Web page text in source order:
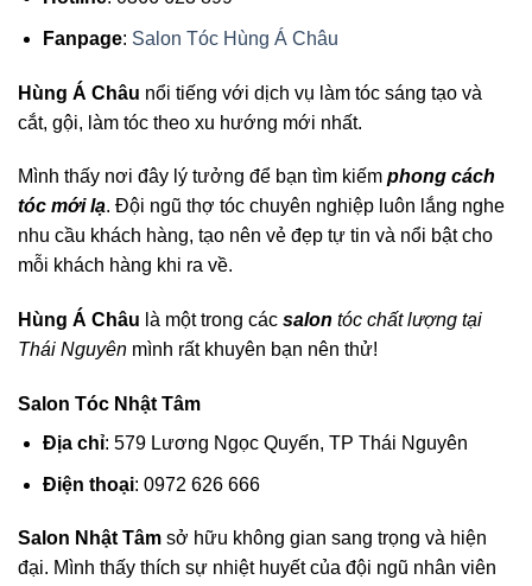
Fanpage: Salon Tóc Hùng Á Châu
Hùng Á Châu nổi tiếng với dịch vụ làm tóc sáng tạo và
cắt, gội, làm tóc theo xu hướng mới nhất.
Mình thấy nơi đây lý tưởng để bạn tìm kiếm phong cách
tóc mới lạ. Đội ngũ thợ tóc chuyên nghiệp luôn lắng nghe
nhu cầu khách hàng, tạo nên vẻ đẹp tự tin và nổi bật cho
mỗi khách hàng khi ra về.
Hùng Á Châu là một trong các salon tóc chất lượng tại
Thái Nguyên mình rất khuyên bạn nên thử!
Salon Tóc Nhật Tâm
Địa chỉ: 579 Lương Ngọc Quyến, TP Thái Nguyên
Điện thoại: 0972 626 666
Salon Nhật Tâm sở hữu không gian sang trọng và hiện
đại. Mình thấy thích sự nhiệt huyết của đội ngũ nhân viên